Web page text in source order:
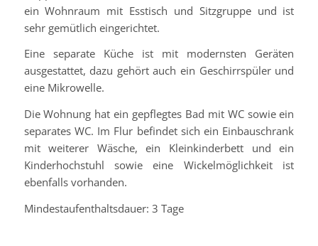
ein Wohnraum mit Esstisch und Sitzgruppe und ist
sehr gemütlich eingerichtet.
Eine separate Küche ist mit modernsten Geräten
ausgestattet, dazu gehört auch ein Geschirrspüler und
eine Mikrowelle.
Die Wohnung hat ein gepflegtes Bad mit WC sowie ein
separates WC. Im Flur befindet sich ein Einbauschrank
mit weiterer Wäsche, ein Kleinkinderbett und ein
Kinderhochstuhl sowie eine Wickelmöglichkeit ist
ebenfalls vorhanden.
Mindestaufenthaltsdauer: 3 Tage